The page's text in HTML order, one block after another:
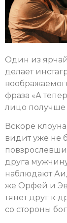
Один из
делает
фраза «А
лицо получше
Вскоре
видит уже не
друга
наблюдают
же Орфей и
тянет друг к
со стороны